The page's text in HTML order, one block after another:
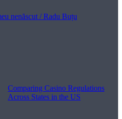
nenăscut / Radu Buțu
Comparing Casino Regulations
Across States in the US